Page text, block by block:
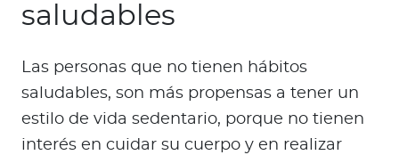
saludables
Las personas que no tienen hábitos
saludables, son más propensas a tener un
estilo de vida sedentario, porque no tienen
interés en cuidar su cuerpo y en realizar